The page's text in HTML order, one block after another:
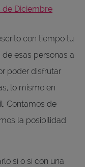
Diciembre
con tiempo tu
esas personas a
poder disfrutar
lo mismo en
Contamos de
la posibilidad
sí o sí con una